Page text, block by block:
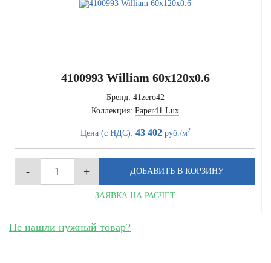
4100993 William 60x120x0.6
Бренд: 41zero42
Коллекция: Paper41 Lux
Цена (с НДС): 43 402руб./м2
ЗАЯВКА НА РАСЧЁТ
Не нашли нужный товар?